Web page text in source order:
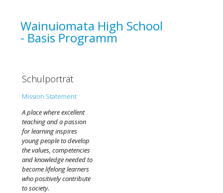
Wainuiomata High School
- Basis Programm
Schulporträt
Mission Statement
A place where excellent
teaching and a passion
for learning inspires
young people to develop
the values, competencies
and knowledge needed to
become lifelong learners
who positively contribute
to society.